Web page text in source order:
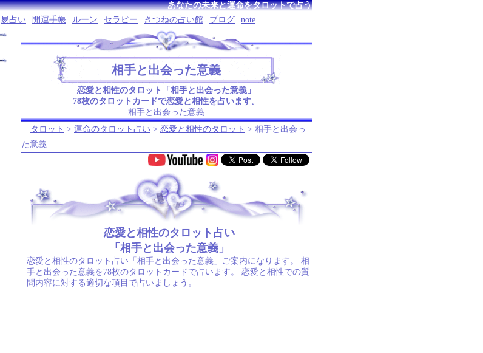
あなたの未来と運命をタロットで占う
易占い 開運手帳 ルーン セラピー きつねの占い館 ブログ note
相手と出会った意義
恋愛と相性のタロット「相手と出会った意義」
78枚のタロットカードで恋愛と相性を占います。
相手と出会った意義
タロット > 運命のタロット占い > 恋愛と相性のタロット > 相手と出会っ
た意義
.
恋愛と相性のタロット占い
「相手と出会った意義」
恋愛と相性のタロット占い「相手と出会った意義」ご案内になります。 相
手と出会った意義を78枚のタロットカードで占います。 恋愛と相性での質
問内容に対する適切な項目で占いましょう。